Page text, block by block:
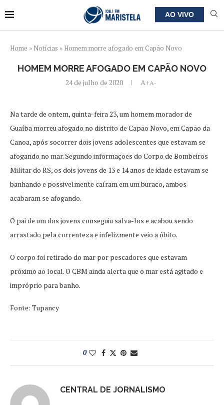
AO VIVO
Home » Notícias » Homem morre afogado em Capão Novo
HOMEM MORRE AFOGADO EM CAPÃO NOVO
24 de julho de 2020 A+A-
Na tarde de ontem, quinta-feira 23, um homem morador de
Guaíba morreu afogado no distrito de Capão Novo, em Capão da
Canoa, após socorrer dois jovens adolescentes que estavam se
afogando no mar. Segundo informações do Corpo de Bombeiros
Militar do RS, os dois jovens de 13 e 14 anos de idade estavam se
banhando e possivelmente caíram em um buraco, ambos
acabaram se afogando.
O pai de um dos jovens conseguiu salva-los e acabou sendo
arrastado pela correnteza e infelizmente veio a óbito.
O corpo foi retirado do mar por pescadores que estavam
próximo ao local. O CBM ainda alerta que o mar está agitado e
impróprio para banho.
Fonte: Tupancy
0
CENTRAL DE JORNALISMO